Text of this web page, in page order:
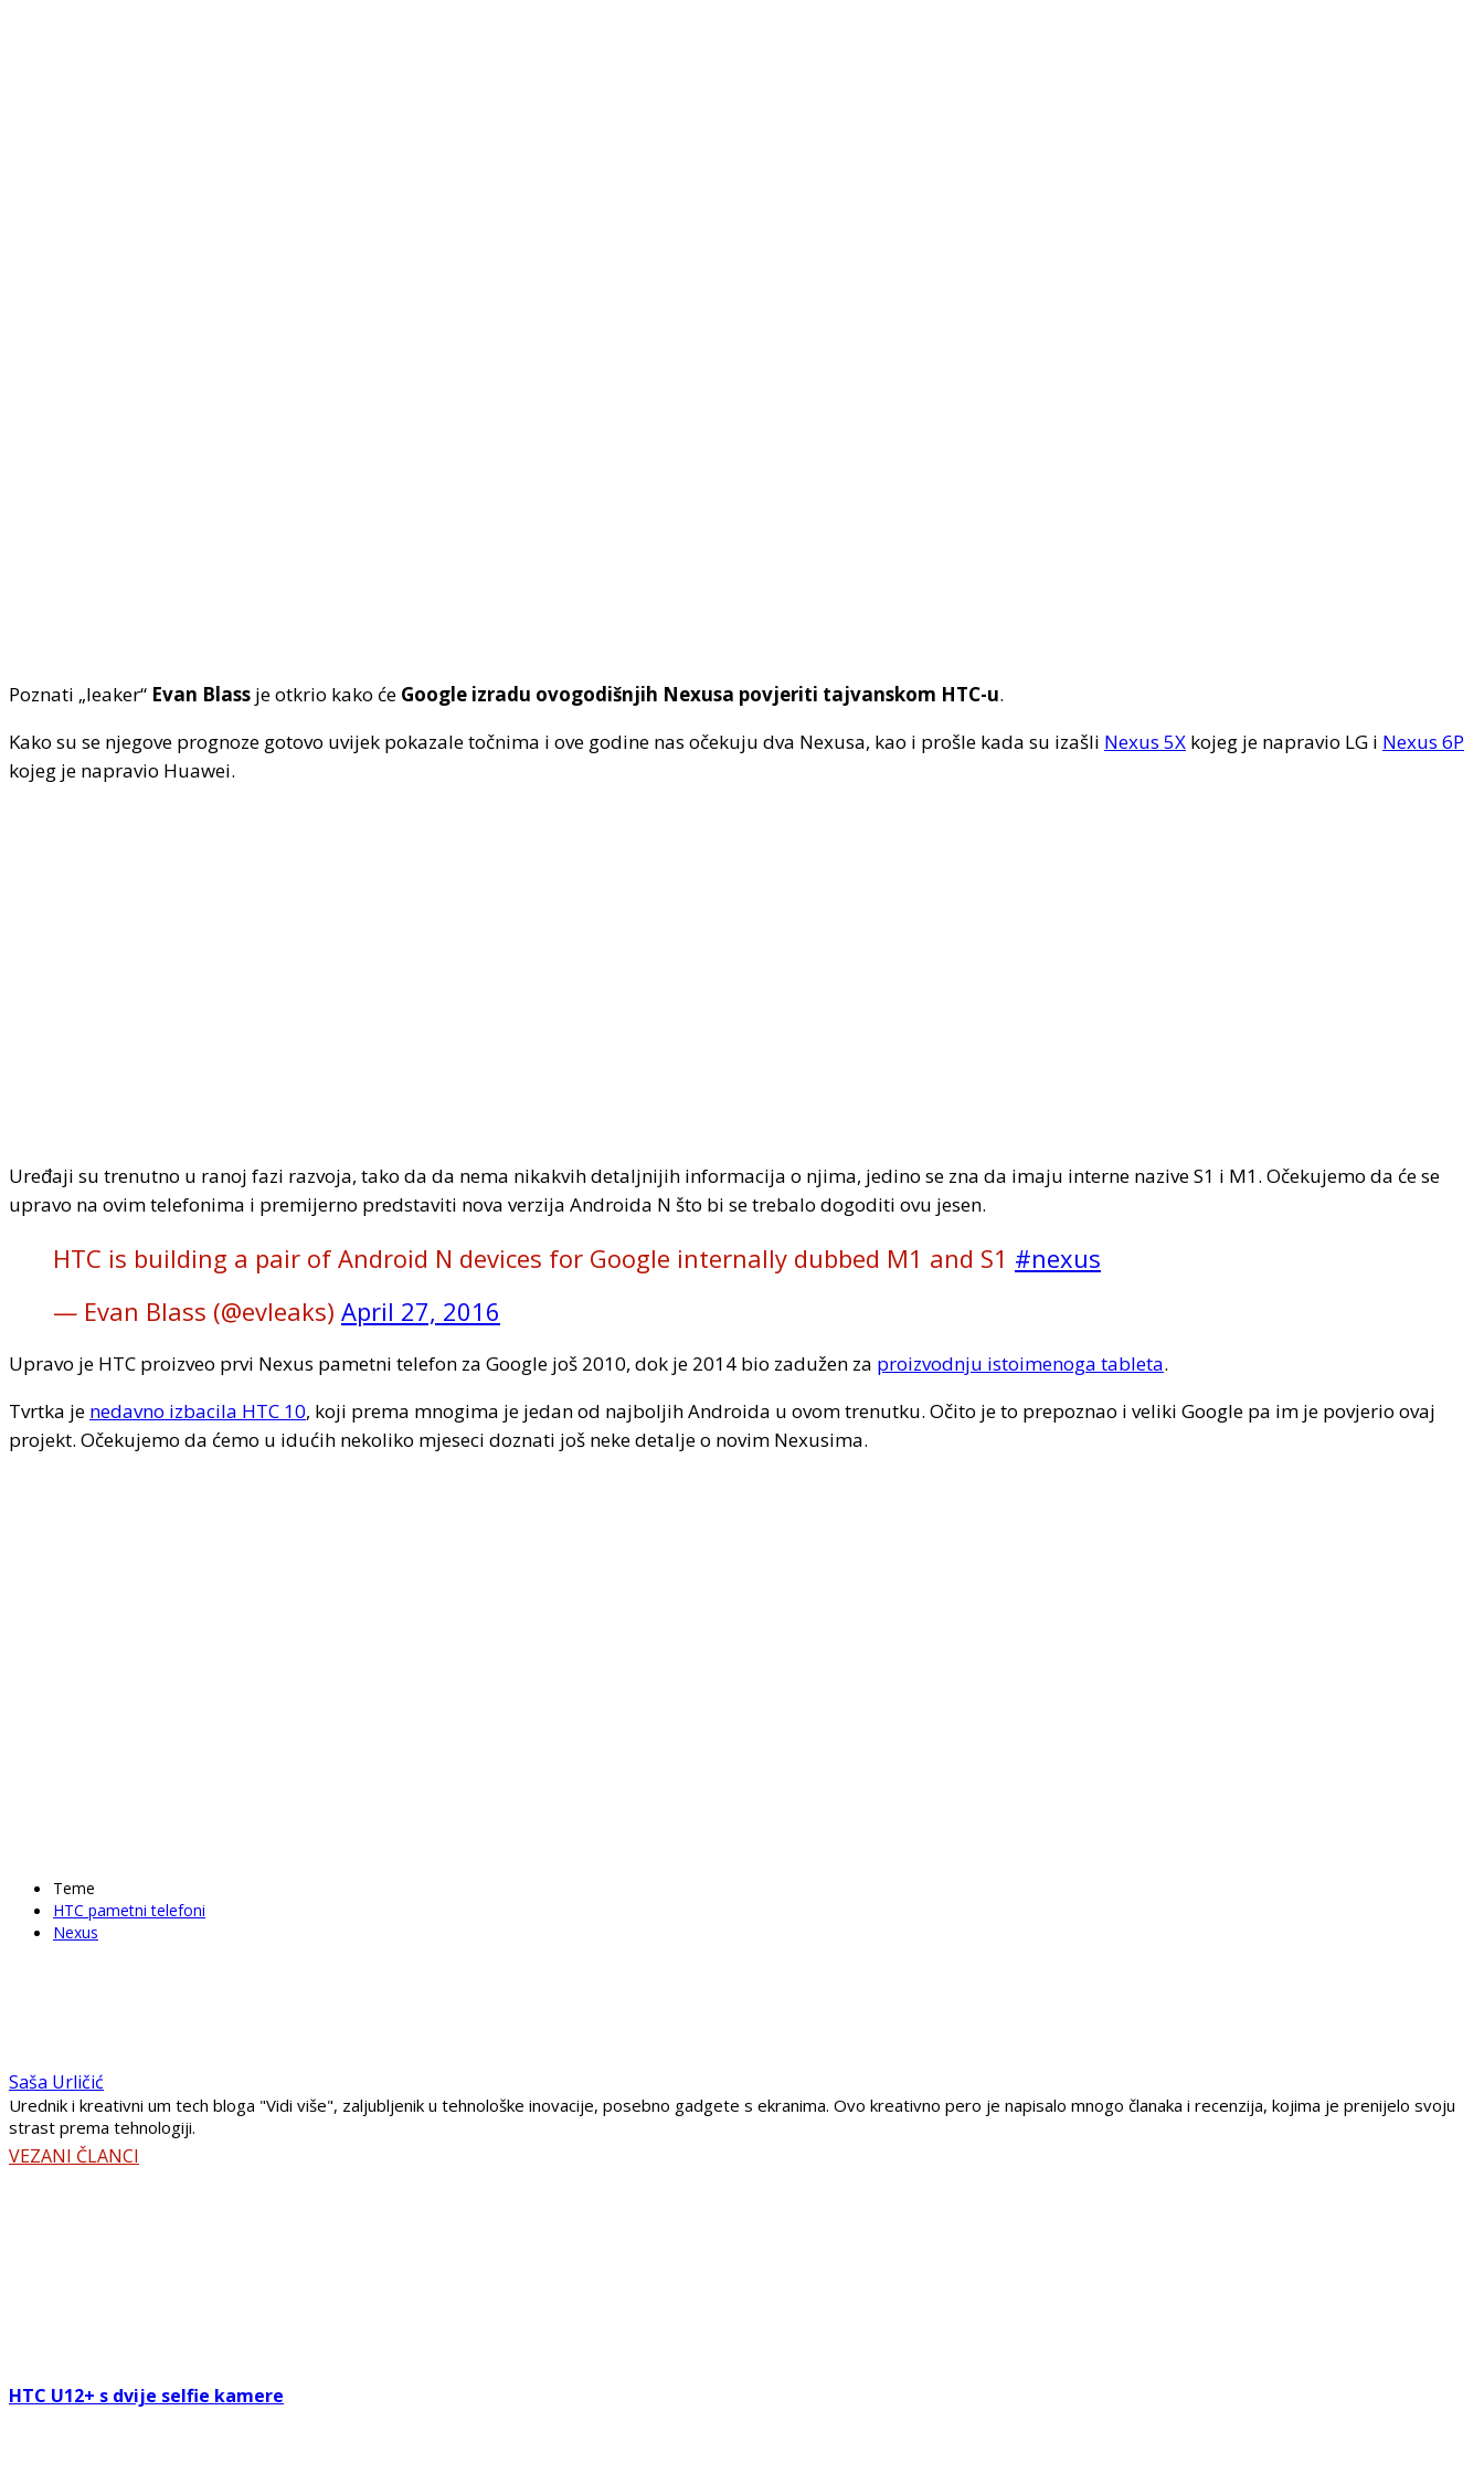
Poznati „leaker“ Evan Blass je otkrio kako će Google izradu ovogodišnjih Nexusa povjeriti tajvanskom HTC-u.
Kako su se njegove prognoze gotovo uvijek pokazale točnima i ove godine nas očekuju dva Nexusa, kao i prošle kada su izašli Nexus 5X kojeg je napravio LG i Nexus 6P
kojeg je napravio Huawei.
Uređaji su trenutno u ranoj fazi razvoja, tako da da nema nikakvih detaljnijih informacija o njima, jedino se zna da imaju interne nazive S1 i M1. Očekujemo da će se
upravo na ovim telefonima i premijerno predstaviti nova verzija Androida N što bi se trebalo dogoditi ovu jesen.
HTC is building a pair of Android N devices for Google internally dubbed M1 and S1 #nexus
— Evan Blass (@evleaks) April 27, 2016
Upravo je HTC proizveo prvi Nexus pametni telefon za Google još 2010, dok je 2014 bio zadužen za proizvodnju istoimenoga tableta.
Tvrtka je nedavno izbacila HTC 10, koji prema mnogima je jedan od najboljih Androida u ovom trenutku. Očito je to prepoznao i veliki Google pa im je povjerio ovaj
projekt. Očekujemo da ćemo u idućih nekoliko mjeseci doznati još neke detalje o novim Nexusima.
Teme
HTC pametni telefoni
Nexus
Saša Urličić
Urednik i kreativni um tech bloga "Vidi više", zaljubljenik u tehnološke inovacije, posebno gadgete s ekranima. Ovo kreativno pero je napisalo mnogo članaka i recenzija, kojima je prenijelo svoju
strast prema tehnologiji.
VEZANI ČLANCI
HTC U12+ s dvije selfie kamere